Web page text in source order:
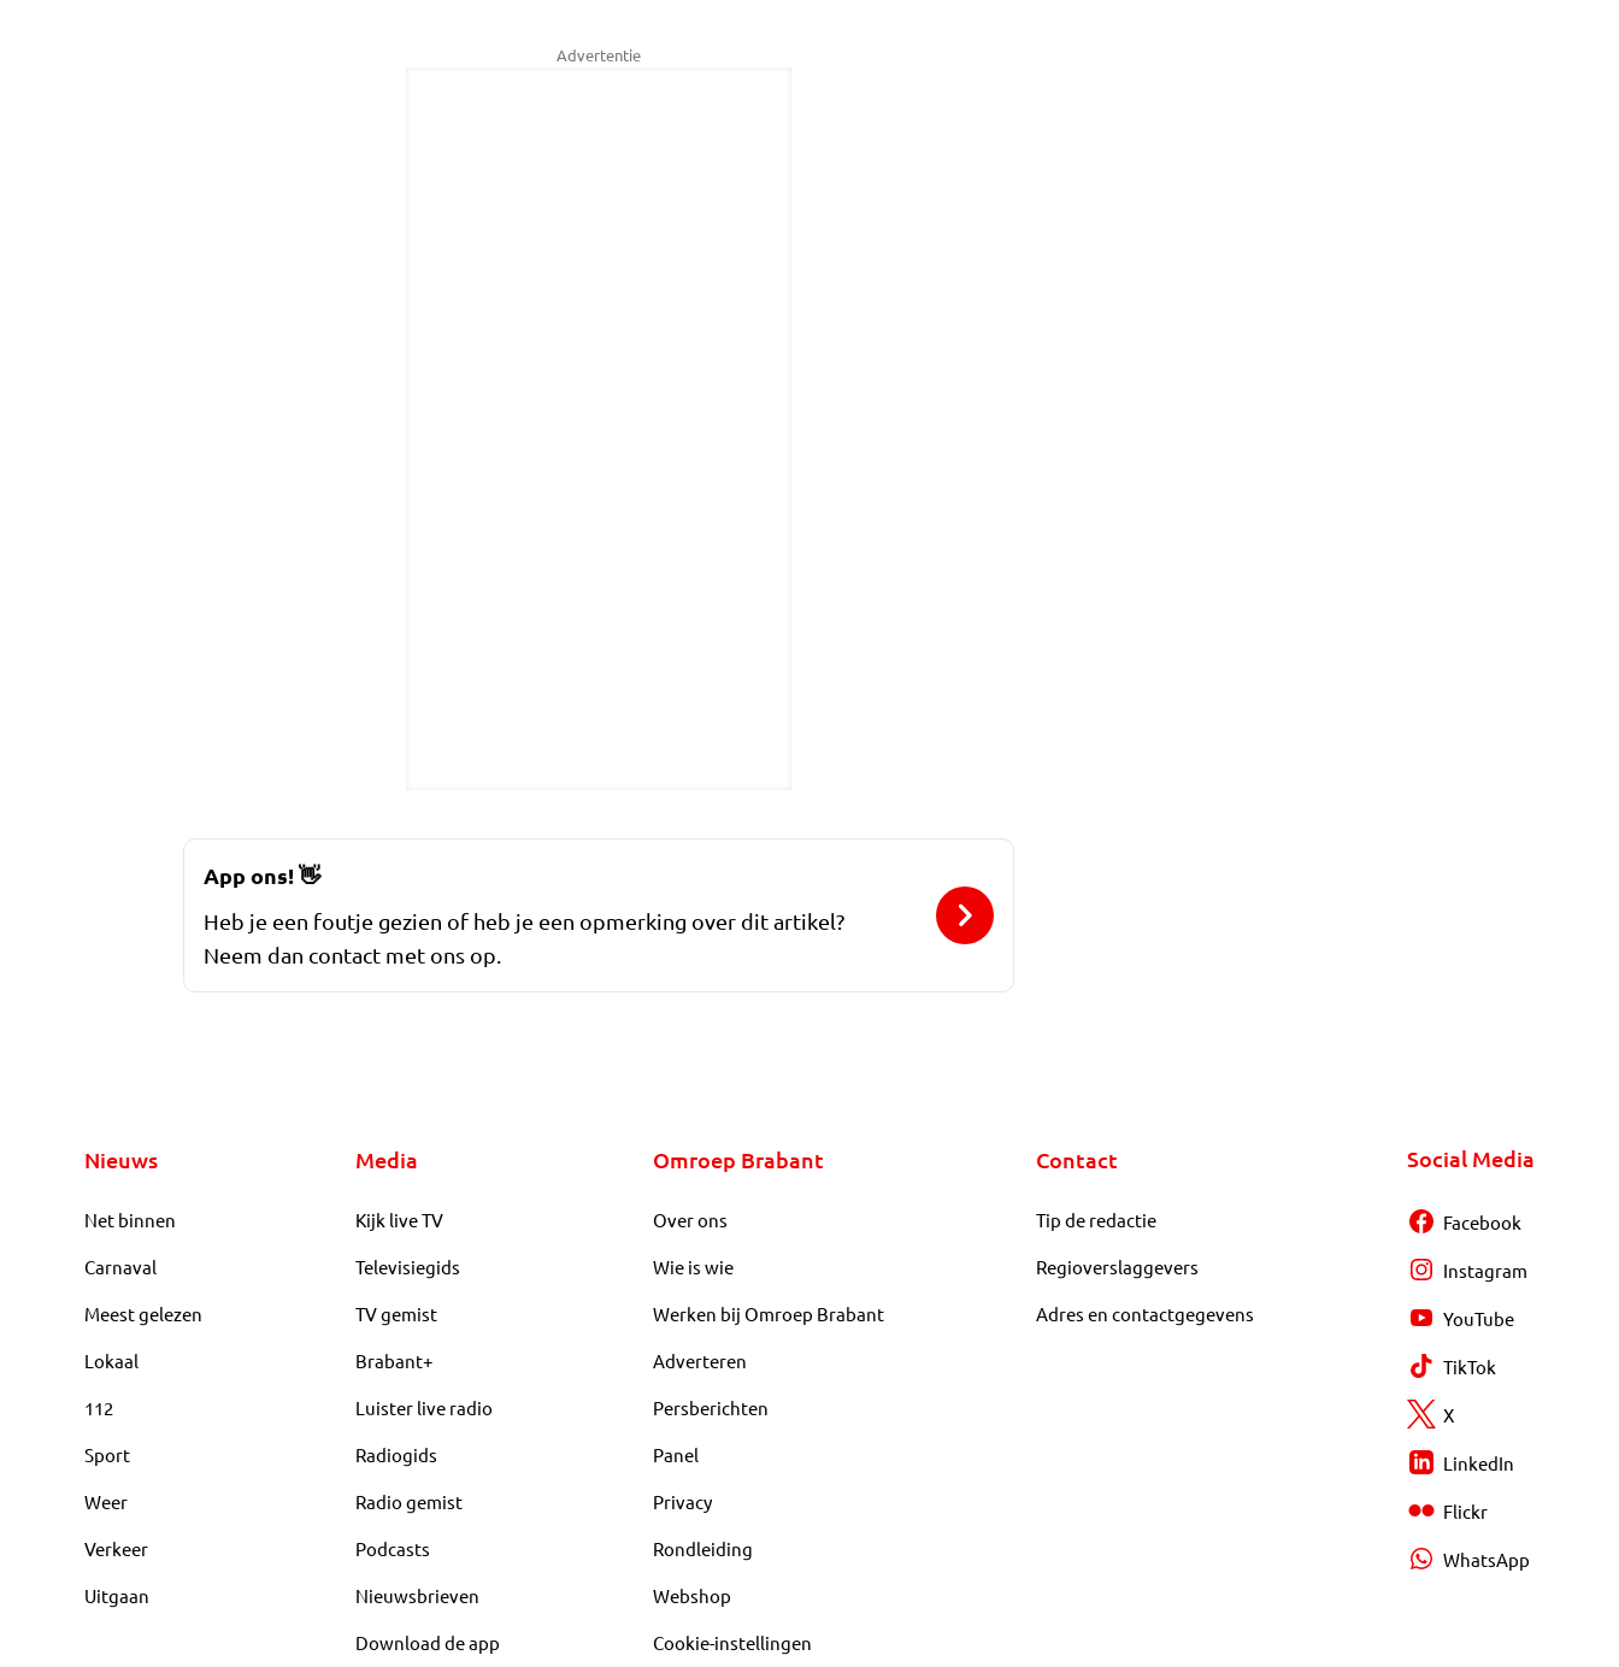
Advertentie
App ons!👋
Heb je een foutje gezien of heb je een opmerking over dit artikel?
Neem dan contact met ons op.
Nieuws
Net binnen
Carnaval
Meest gelezen
Lokaal
112
Sport
Weer
Verkeer
Uitgaan
Media
Kijk live TV
Televisiegids
TV gemist
Brabant+
Luister live radio
Radiogids
Radio gemist
Podcasts
Nieuwsbrieven
Download de app
Omroep Brabant
Over ons
Wie is wie
Werken bij Omroep Brabant
Adverteren
Persberichten
Panel
Privacy
Rondleiding
Webshop
Cookie-instellingen
Contact
Tip de redactie
Regioverslaggevers
Adres en contactgegevens
Social Media
Facebook
Instagram
YouTube
TikTok
X
LinkedIn
Flickr
WhatsApp